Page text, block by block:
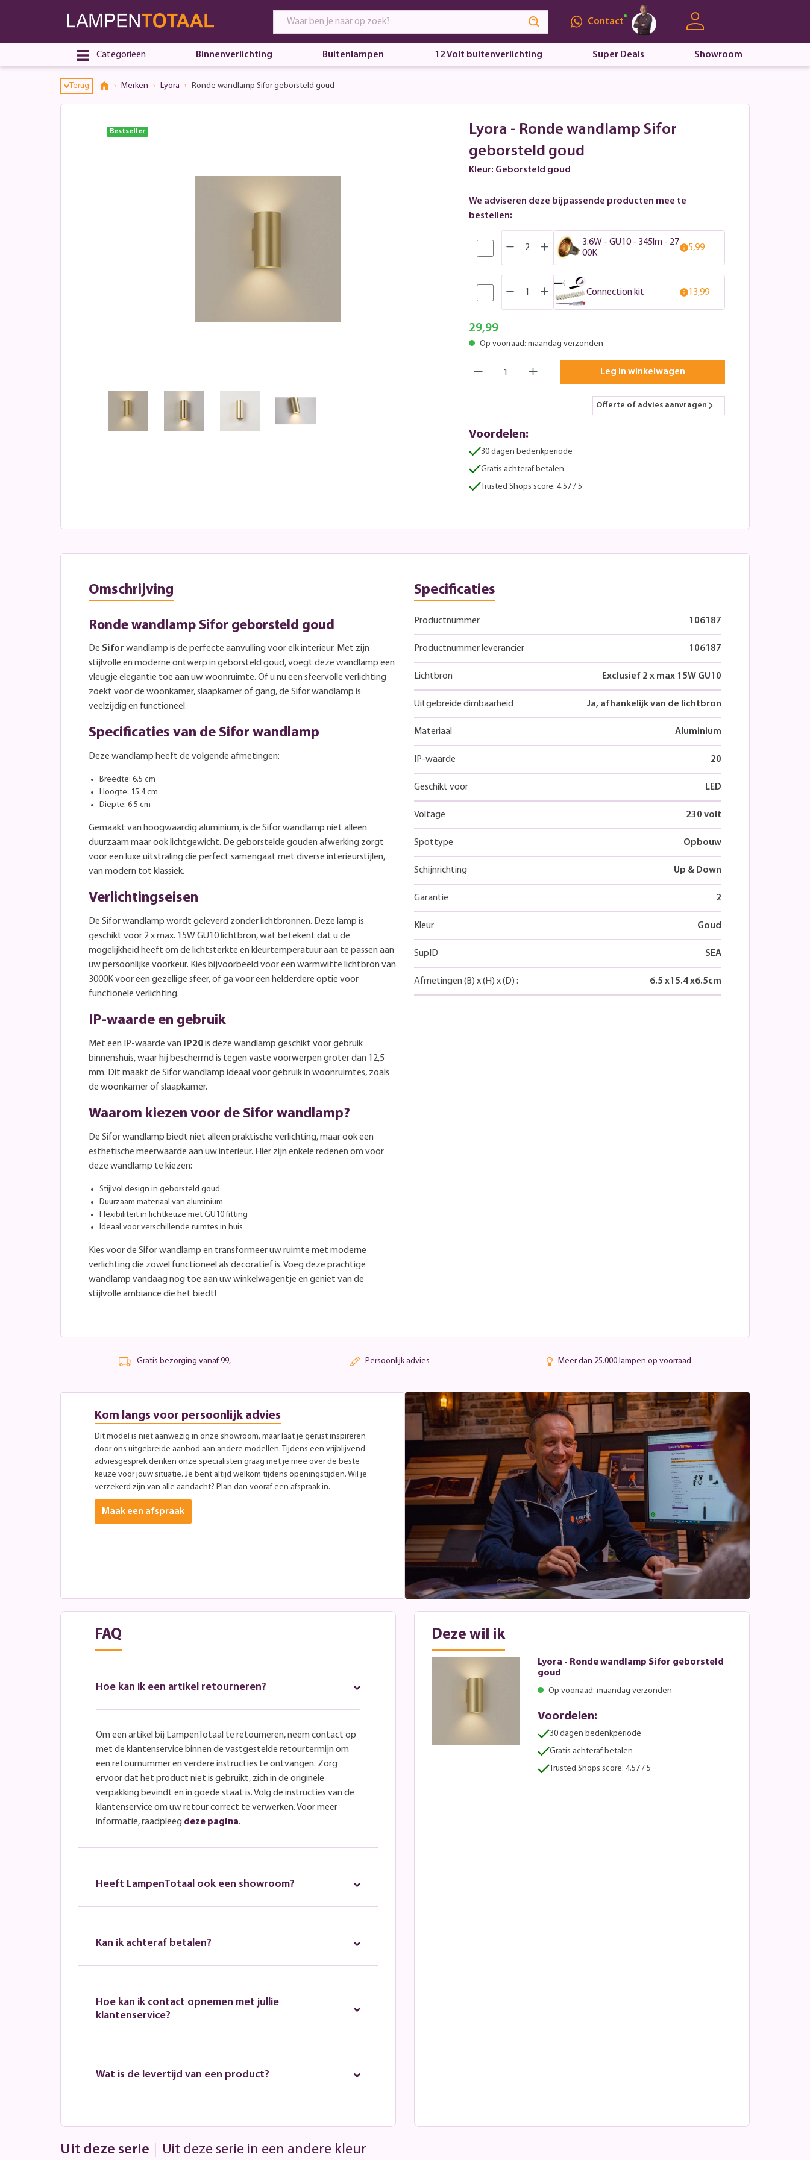
Contact
Categorieën Binnenverlichting Buitenlampen 12 Volt buitenverlichting Super Deals Showroom
Terug Merken Lyora Ronde wandlamp Sifor geborsteld goud
Bestseller
Lyora - Ronde wandlamp Sifor
geborsteld goud
Kleur: Geborsteld goud
We adviseren deze bijpassende producten mee te
bestellen:
3.6W - GU10 - 345lm - 27
00K
5,99
Connection kit 13,99
29,99
Op voorraad: maandag verzonden
Leg in winkelwagen
Offerte of advies aanvragen
Voordelen:
30 dagen bedenkperiode
Gratis achteraf betalen
Trusted Shops score: 4.57 / 5
Omschrijving
Ronde wandlamp Sifor geborsteld goud
De Sifor wandlamp is de perfecte aanvulling voor elk interieur. Met zijn
stijlvolle en moderne ontwerp in geborsteld goud, voegt deze wandlamp een
vleugje elegantie toe aan uw woonruimte. Of u nu een sfeervolle verlichting
zoekt voor de woonkamer, slaapkamer of gang, de Sifor wandlamp is
veelzijdig en functioneel.
Specificaties van de Sifor wandlamp
Deze wandlamp heeft de volgende afmetingen:
Breedte: 6.5 cm
Hoogte: 15.4 cm
Diepte: 6.5 cm
Gemaakt van hoogwaardig aluminium, is de Sifor wandlamp niet alleen
duurzaam maar ook lichtgewicht. De geborstelde gouden afwerking zorgt
voor een luxe uitstraling die perfect samengaat met diverse interieurstijlen,
van modern tot klassiek.
Verlichtingseisen
De Sifor wandlamp wordt geleverd zonder lichtbronnen. Deze lamp is
geschikt voor 2 x max. 15W GU10 lichtbron, wat betekent dat u de
mogelijkheid heeft om de lichtsterkte en kleurtemperatuur aan te passen aan
uw persoonlijke voorkeur. Kies bijvoorbeeld voor een warmwitte lichtbron van
3000K voor een gezellige sfeer, of ga voor een helderdere optie voor
functionele verlichting.
IP-waarde en gebruik
Met een IP-waarde van IP20is deze wandlamp geschikt voor gebruik
binnenshuis, waar hij beschermd is tegen vaste voorwerpen groter dan 12,5
mm. Dit maakt de Sifor wandlamp ideaal voor gebruik in woonruimtes, zoals
de woonkamer of slaapkamer.
Waarom kiezen voor de Sifor wandlamp?
De Sifor wandlamp biedt niet alleen praktische verlichting, maar ook een
esthetische meerwaarde aan uw interieur. Hier zijn enkele redenen om voor
deze wandlamp te kiezen:
Stijlvol design in geborsteld goud
Duurzaam materiaal van aluminium
Flexibiliteit in lichtkeuze met GU10 fitting
Ideaal voor verschillende ruimtes in huis
Kies voor de Sifor wandlamp en transformeer uw ruimte met moderne
verlichting die zowel functioneel als decoratief is. Voeg deze prachtige
wandlamp vandaag nog toe aan uw winkelwagentje en geniet van de
stijlvolle ambiance die het biedt!
Specificaties
Productnummer 106187
Productnummer leverancier 106187
Lichtbron Exclusief 2 x max 15W GU10
Uitgebreide dimbaarheid Ja, afhankelijk van de lichtbron
Materiaal Aluminium
IP-waarde 20
Geschikt voor LED
Voltage 230 volt
Spottype Opbouw
Schijnrichting Up & Down
Garantie 2
Kleur Goud
SupID SEA
Afmetingen (B) x(H) x(D) : 6.5 x15.4x6.5cm
Gratis bezorging vanaf 99,- Persoonlijk advies Meer dan 25.000 lampen op voorraad
Kom langs voor persoonlijk advies
Dit model is niet aanwezig in onze showroom, maar laat je gerust inspireren
door ons uitgebreide aanbod aan andere modellen. Tijdens een vrijblijvend
adviesgesprek denken onze specialisten graag met je mee over de beste
keuze voor jouw situatie. Je bent altijd welkom tijdens openingstijden. Wil je
verzekerd zijn van alle aandacht? Plan dan vooraf een afspraak in.
Maak een afspraak
FAQ
Hoe kan ik een artikel retourneren?
Om een artikel bij LampenTotaal te retourneren, neem contact op
met de klantenservice binnen de vastgestelde retourtermijn om
een retournummer en verdere instructies te ontvangen. Zorg
ervoor dat het product niet is gebruikt, zich in de originele
verpakking bevindt en in goede staat is. Volg de instructies van de
klantenservice om uw retour correct te verwerken. Voor meer
informatie, raadpleeg deze pagina.
Heeft LampenTotaal ook een showroom?
Kan ik achteraf betalen?
Hoe kan ik contact opnemen met jullie
klantenservice?
Wat is de levertijd van een product?
Deze wil ik
Lyora - Ronde wandlamp Sifor geborsteld
goud
Op voorraad: maandag verzonden
Voordelen:
30 dagen bedenkperiode
Gratis achteraf betalen
Trusted Shops score: 4.57 / 5
Uit deze serie Uit deze serie in een andere kleur